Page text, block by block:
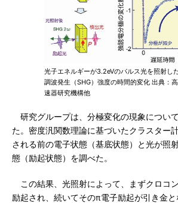
光子エネルギーが3.2eVのパルス光を照射し
調波発生（SHG）強度の時間的変化 出典：
速器研究機構他
研究グループは、分極変化の現象につい
た。密度汎関数理論に基づいたクラスター
される前の電子状態（基底状態）と光が照
態（励起状態）を調べた。
この結果、光照射によって、まずクロコ
励起され、続いてそのπ電子励起が引き金